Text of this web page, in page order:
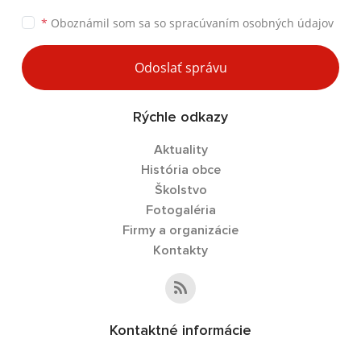
* Oboznámil som sa so spracúvaním osobných údajov
Odoslať správu
Rýchle odkazy
Aktuality
História obce
Školstvo
Fotogaléria
Firmy a organizácie
Kontakty
Kontaktné informácie